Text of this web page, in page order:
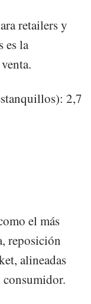
retailers y
es la
2,7
el más
reposición
alineadas